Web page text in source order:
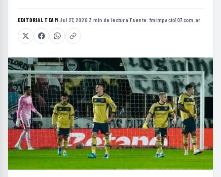
EDITORIAL TEAM·Jul 27, 2026·3 min de lectura·Fuente: fmimpacto107.com.ar